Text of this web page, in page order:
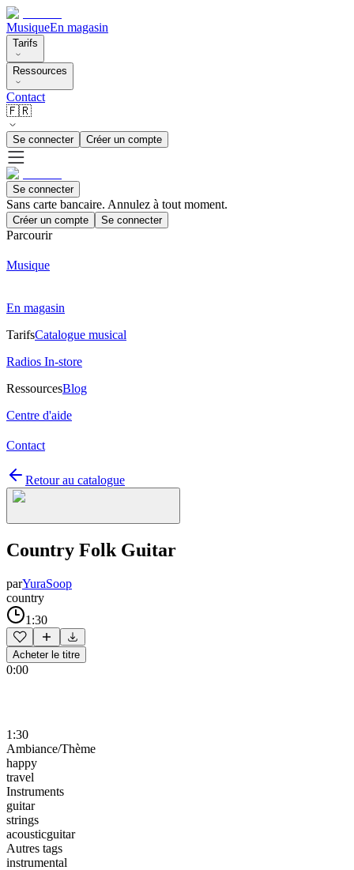
MusiqueEn magasin
Tarifs
Ressources
Contact
🇫🇷
Se connecter Créer un compte
Se connecter
Sans carte bancaire. Annulez à tout moment.
Créer un compte Se connecter
Parcourir
Musique
En magasin
TarifsCatalogue musical
Radios In-store
RessourcesBlog
Centre d'aide
Contact
Retour au catalogue
Country Folk Guitar
parYuraSoop
country
1:30
Acheter le titre
0:00
1:30
Ambiance/Thème
happy
travel
Instruments
guitar
strings
acousticguitar
Autres tags
instrumental